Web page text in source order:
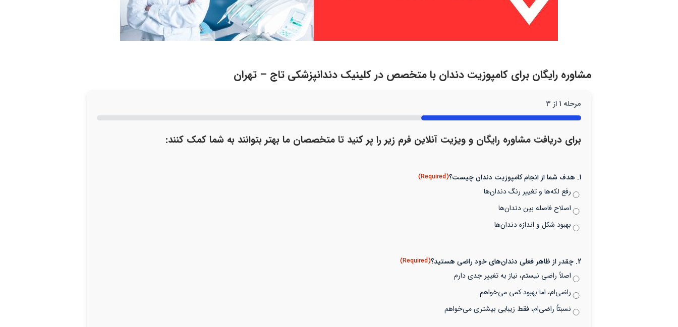
مشاوره رایگان برای کامپوزیت دندان با متخصص در کلینیک دندانپزشکی تاج – تهران
مرحله 1 از 3
33%
برای دریافت مشاوره رایگان و ویزیت آنلاین فرم زیر را پر کنید تا متخصصان ما بهتر بتوانند به شما کمک کنند:
1. هدف شما از انجام کامپوزیت دندان چیست؟ (Required)
رفع لکه‌ها و تغییر رنگ دندان‌ها
اصلاح فاصله بین دندان‌ها
بهبود شکل و اندازه دندان‌ها
2. چقدر از ظاهر فعلی دندان‌های خود راضی هستید؟ (Required)
اصلاً راضی نیستم، نیاز به تغییر جدی دارم
راضی‌ام، اما بهبود کمی می‌خواهم
نسبتاً راضی‌ام، فقط زیبایی بیشتری می‌خواهم